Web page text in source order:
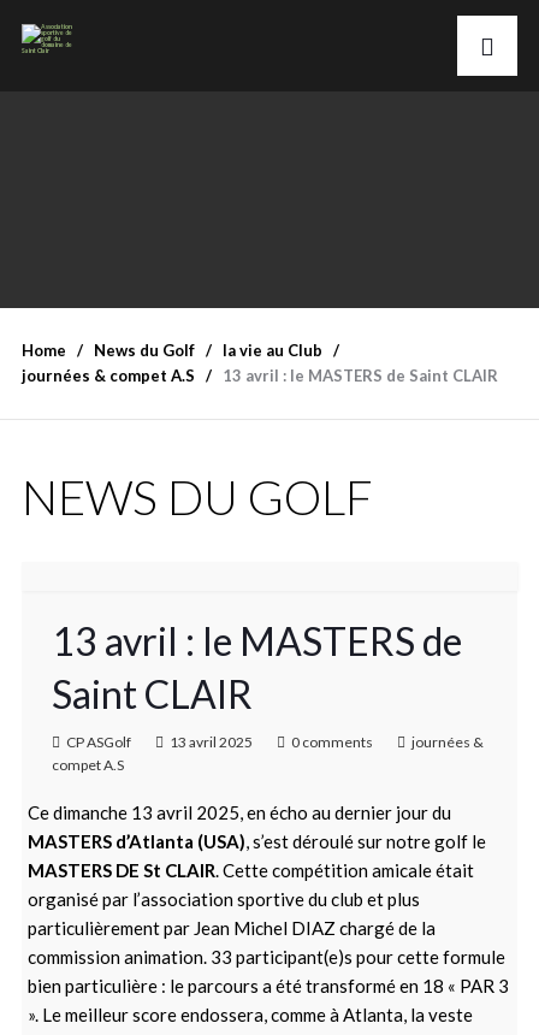
Home News du Golf
la vie au Club
journées & compet A.S
13 avril : le MASTERS de Saint CLAIR
NEWS DU GOLF
13 avril : le MASTERS de
Saint CLAIR
CP ASGolf 13 avril 2025 0 comments
journées &
compet A.S
Ce dimanche 13 avril 2025, en écho au dernier jour du
MASTERS d’Atlanta (USA), s’est déroulé sur notre golf le
MASTERS DE St CLAIR. Cette compétition amicale était
organisé par l’association sportive du club et plus
particulièrement par Jean Michel DIAZ chargé de la
commission animation. 33 participant(e)s pour cette formule
bien particulière : le parcours a été transformé en 18 « PAR 3
». Le meilleur score endossera, comme à Atlanta, la veste